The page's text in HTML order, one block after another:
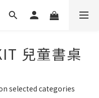
兒童書桌
selected categories